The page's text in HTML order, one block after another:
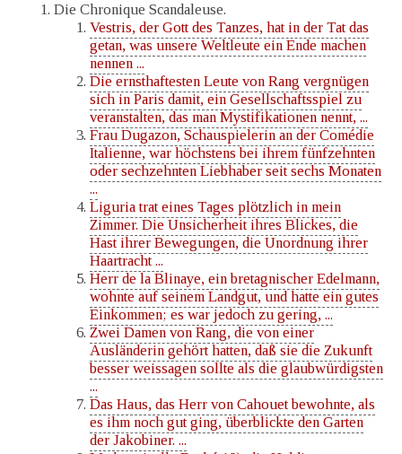
Die Chronique Scandaleuse.
Vestris, der Gott des Tanzes, hat in der Tat das
getan, was unsere Weltleute ein Ende machen
nennen ...
Die ernsthaftesten Leute von Rang vergnügen
sich in Paris damit, ein Gesellschaftsspiel zu
veranstalten, das man Mystifikationen nennt, ...
Frau Dugazon, Schauspielerin an der Comédie
Italienne, war höchstens bei ihrem fünfzehnten
oder sechzehnten Liebhaber seit sechs Monaten
...
Liguria trat eines Tages plötzlich in mein
Zimmer. Die Unsicherheit ihres Blickes, die
Hast ihrer Bewegungen, die Unordnung ihrer
Haartracht ...
Herr de la Blinaye, ein bretagnischer Edelmann,
wohnte auf seinem Landgut, und hatte ein gutes
Einkommen; es war jedoch zu gering, ...
Zwei Damen von Rang, die von einer
Ausländerin gehört hatten, daß sie die Zukunft
besser weissagen sollte als die glaubwürdigsten
...
Das Haus, das Herr von Cahouet bewohnte, als
es ihm noch gut ging, überblickte den Garten
der Jakobiner. ...